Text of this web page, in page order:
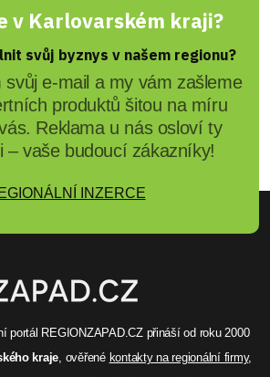
v Karlovarském kraji?
svůj byznys v našem regionu?
svůj e-mail a my vám zašleme
produktů šitou na míru
Reklama u nás osloví ty
– vaše budoucí zákazníky!
INZERCE
portál REGIONZAPAD.CZ přináší od roku 2000
kraje , ověřené kontakty na regionální firmy,